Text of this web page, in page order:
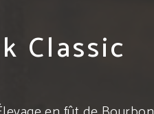
Classic